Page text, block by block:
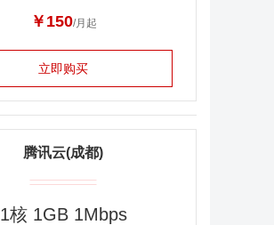
￥150/月起
立即购买
腾讯云(成都)
1核 1GB 1Mbps